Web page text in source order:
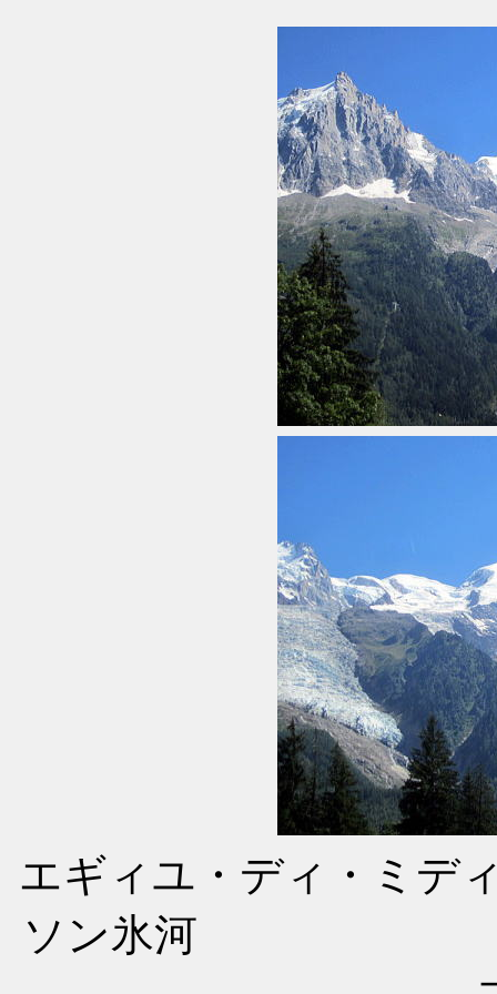
エギィユ・ディ
ソン